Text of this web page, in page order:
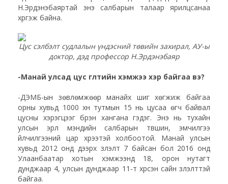
Н.Эрдэнэбаяртай энэ салбарын талаар ярилцсанаа
хүргэж байна.
Цус сэлбэлт судлалын үндэсний төвийн захирал, АУ-ы
доктор, дэд профессор Н.Эрдэнэбаяр
-Манай улсад цус өгөлтийн хэмжээ хэр байгаа вэ?
-ДЭМБ-ын зөвлөмжөөр манайх шиг хөгжиж байгаа
орны хувьд 1000 хүн тутмын 15 нь цусаа өгч байвал
цусны хэрэгцээг бүрэн хангана гэдэг. Энэ нь тухайн
улсын эрүүл мэндийн салбарын түвшин, эмчилгээ
үйлчилгээний цар хүрээтэй холбоотой. Манай улсын
хувьд 2012 онд дээрх үзүүлэлт 7 байсан бол 2016 онд
Улаанбаатар хотын хэмжээнд 18, орон нутагт
дунджаар 4, улсын дунджаар 11-т хүрсэн сайн үзүүлэлттэй
байгаа.